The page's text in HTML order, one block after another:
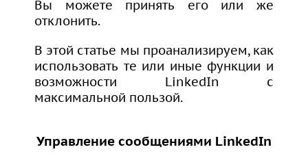
Вы можете принять его или же
отклонить.
В этой статье мы проанализируем, как
использовать те или иные функции и
возможности LinkedIn с
максимальной пользой.
Управление сообщениями LinkedIn